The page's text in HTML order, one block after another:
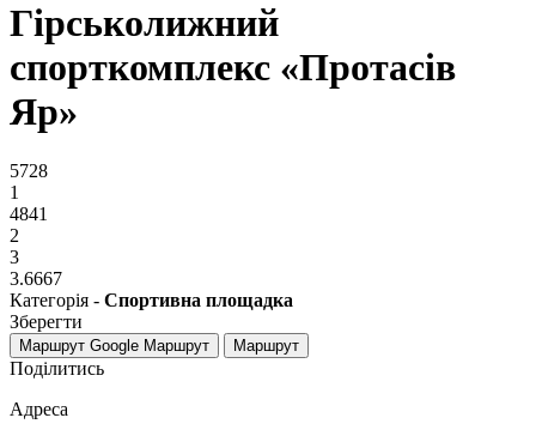
Гірськолижний
спорткомплекс «Протасів
Яр»
5728
1
4841
2
3
3.6667
Категорія - Спортивна площадка
Зберегти
Маршрут Google Маршрут Маршрут
Поділитись
Адреса